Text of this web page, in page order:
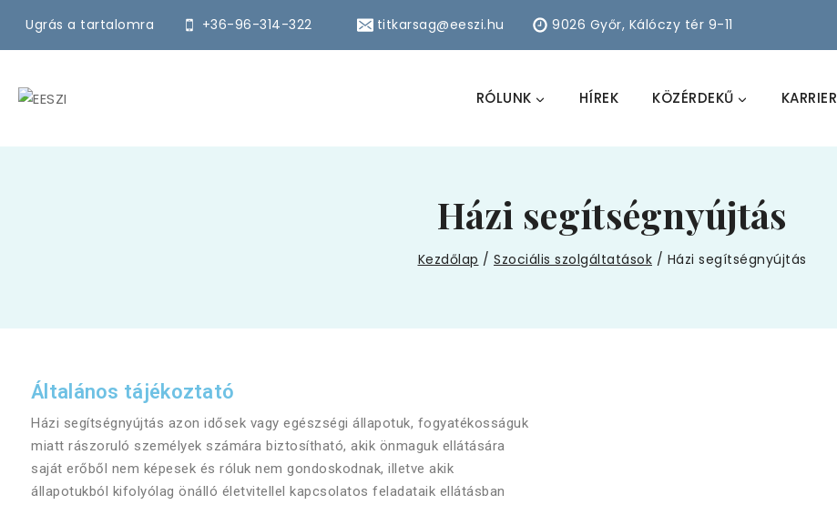
Ugrás a tartalomra +36-96-314-322 titkarsag@eeszi.hu 9026 Győr, Kálóczy tér 9-11
RÓLUNK HÍREK KÖZÉRDEKŰ KARRIER
Házi segítségnyújtás
Kezdőlap / Szociális szolgáltatások / Házi segítségnyújtás
Általános tájékoztató
Házi segítségnyújtás azon idősek vagy egészségi állapotuk, fogyatékosságuk
miatt rászoruló személyek számára biztosítható, akik önmaguk ellátására
saját erőből nem képesek és róluk nem gondoskodnak, illetve akik
állapotukból kifolyólag önálló életvitellel kapcsolatos feladataik ellátásban